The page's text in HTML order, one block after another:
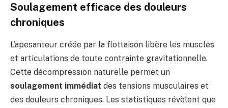
Soulagement efficace des douleurs
chroniques
L’apesanteur créée par la flottaison libère les muscles
et articulations de toute contrainte gravitationnelle.
Cette décompression naturelle permet un
soulagement immédiat des tensions musculaires et
des douleurs chroniques. Les statistiques révèlent que